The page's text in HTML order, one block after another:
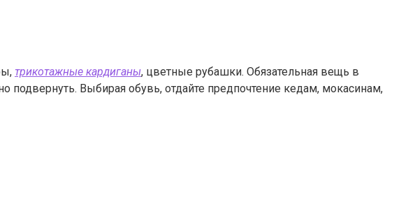
трикотажные кардиганы, цветные рубашки. Обязательная вещь в
Выбирая обувь, отдайте предпочтение кедам, мокасинам,